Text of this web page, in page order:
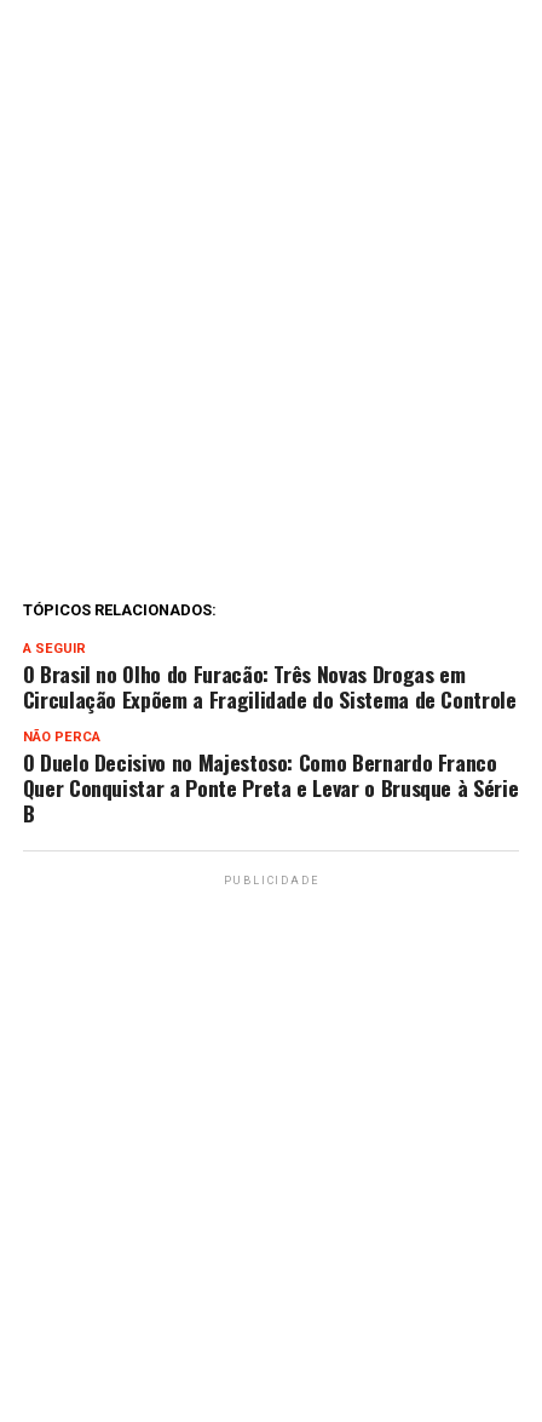
TÓPICOS RELACIONADOS:
A SEGUIR
O Brasil no Olho do Furacão: Três Novas Drogas em
Circulação Expõem a Fragilidade do Sistema de Controle
NÃO PERCA
O Duelo Decisivo no Majestoso: Como Bernardo Franco
Quer Conquistar a Ponte Preta e Levar o Brusque à Série
B
PUBLICIDADE